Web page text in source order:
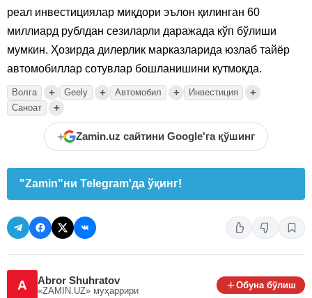
реал инвестициялар миқдори эълон қилинган 60
миллиард рублдан сезиларли даражада кўп бўлиши
мумкин. Ҳозирда дилерлик марказларида юзлаб тайёр
автомобиллар сотувлар бошланишини кутмоқда.
Волга + Geely + Автомобил + Инвестиция +
Саноат +
+ Zamin.uz сайтини Google'га қўшинг
"Zamin"ни Telegram'да ўқинг!
A Abror Shuhratov
«ZAMIN.UZ» муҳаррири
Обуна бўлиш